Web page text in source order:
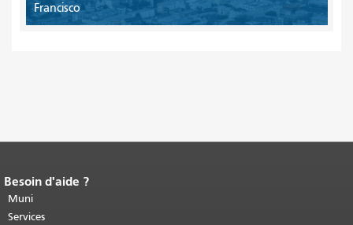
Francisco
Fin du contenu de la page.
cette page se répète sur chaque page.
Retour au haut du contenu principal
Besoin d'aide ?
Muni
Services